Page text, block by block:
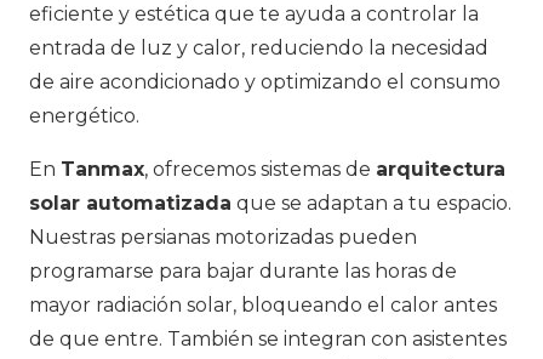
eficiente y estética que te ayuda a controlar la
entrada de luz y calor, reduciendo la necesidad
de aire acondicionado y optimizando el consumo
energético.
En Tanmax, ofrecemos sistemas de arquitectura
solar automatizada que se adaptan a tu espacio.
Nuestras persianas motorizadas pueden
programarse para bajar durante las horas de
mayor radiación solar, bloqueando el calor antes
de que entre. También se integran con asistentes